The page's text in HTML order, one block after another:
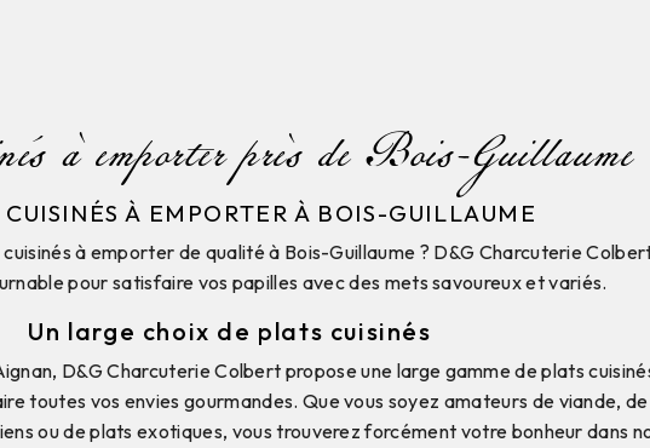
à emporter près de Bois-Guillaume
CUISINÉS À EMPORTER À BOIS-GUILLAUME
à emporter de qualité à Bois-Guillaume ? D&G Charcuterie
pour satisfaire vos papilles avec des mets savoureux et variés.
Un large choix de plats cuisinés
D&G Charcuterie Colbert propose une large gamme de plats
toutes vos envies gourmandes. Que vous soyez amateurs de viande, de
ou de plats exotiques, vous trouverez forcément votre bonheur dans